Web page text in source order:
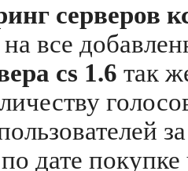
серверов
все
cs 1.6 так
дате